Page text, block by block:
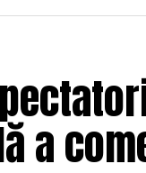
pe fundal, ca
construcții.
montaj depinde
devine un